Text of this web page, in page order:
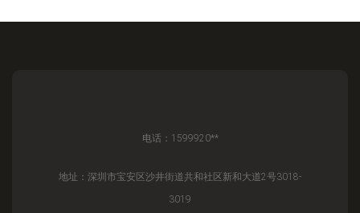
电话：1599920**
地址：深圳市宝安区沙井街道共和社区新和大道2号3018-
3019